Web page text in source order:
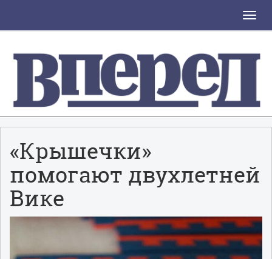
Toggle
«Крышечки»
помогают двухлетней
Вике